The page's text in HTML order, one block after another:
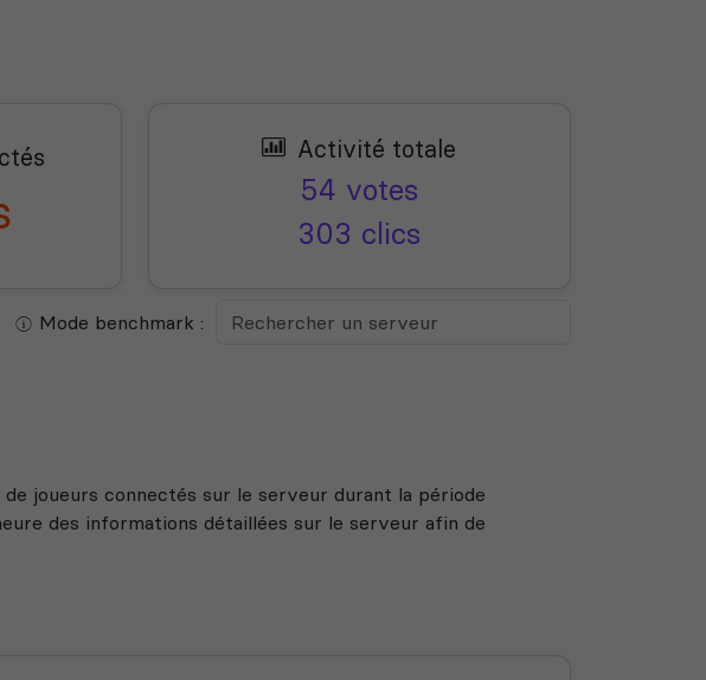
Activité totale
54 votes
303 clics
Mode benchmark :
joueurs connectés sur le serveur durant la période
des informations détaillées sur le serveur afin de